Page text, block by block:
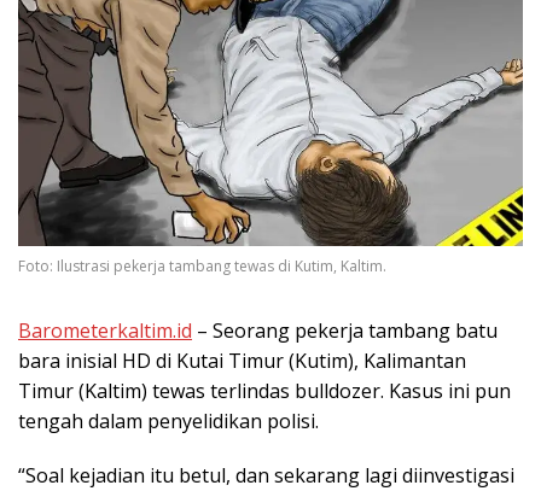
Foto: Ilustrasi pekerja tambang tewas di Kutim, Kaltim.
Barometerkaltim.id – Seorang pekerja tambang batu
bara inisial HD di Kutai Timur (Kutim), Kalimantan
Timur (Kaltim) tewas terlindas bulldozer. Kasus ini pun
tengah dalam penyelidikan polisi.
“Soal kejadian itu betul, dan sekarang lagi diinvestigasi